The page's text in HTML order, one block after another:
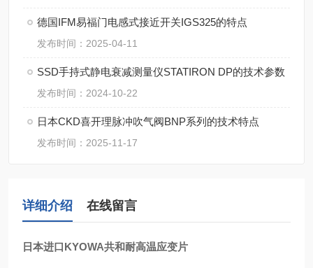
德国IFM易福门电感式接近开关IGS325的特点
发布时间：2025-04-11
SSD手持式静电衰减测量仪STATIRON DP的技术参数
发布时间：2024-10-22
日本CKD喜开理脉冲吹气阀BNP系列的技术特点
发布时间：2025-11-17
详细介绍 在线留言
日本进口KYOWA共和耐高温应变片